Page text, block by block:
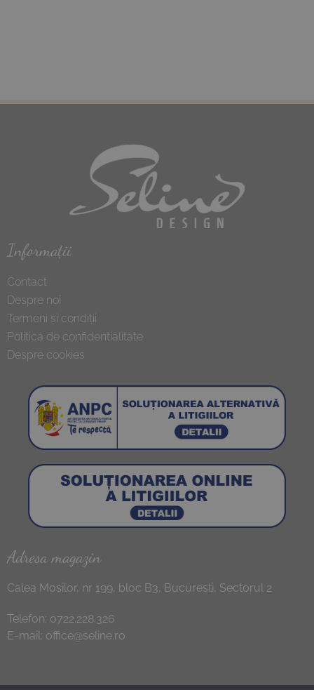
Informații
Contact
Despre noi
Termeni și condiții
Politica de confidentialitate
Despre cookies
Adresa magazin
Calea Mosilor, nr 199, bloc B3, Bucuresti, Sectorul 2
Telefon: 0722.228.326
E-mail: office@seline.ro